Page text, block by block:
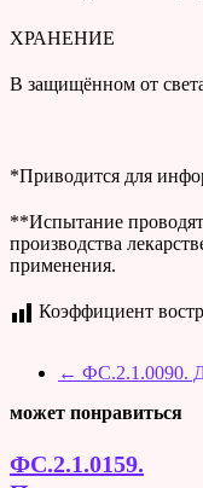
ХРАНЕНИЕ
В защищённом от
*Приводится для
**Испытание
производства
применения.
Коэффициент
← ФС.2.1.0090.
может понравиться
ФС.2.1.0159.